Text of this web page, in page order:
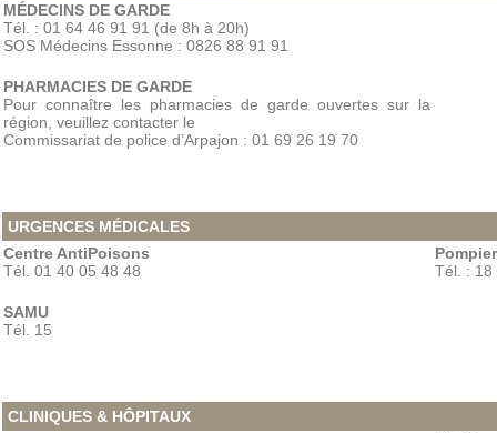
MÉDECINS DE GARDE
Tél. : 01 64 46 91 91 (de 8h à 20h)
SOS Médecins Essonne : 0826 88 91 91
PHARMACIES DE GARDE
Pour connaître les pharmacies de garde ouvertes sur la
région, veuillez contacter le
Commissariat de police d’Arpajon : 01 69 26 19 70
URGENCES MÉDICALES
Centre AntiPoisons
Tél. 01 40 05 48 48
Tél. : 18
SAMU
Tél. 15
CLINIQUES & HÔPITAUX